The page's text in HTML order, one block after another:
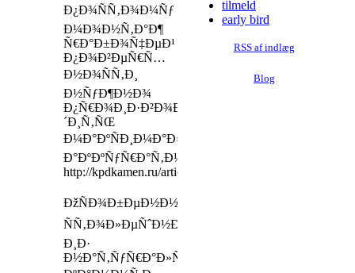
Ð¿Ð¾ÑÑ‚Ð¾Ð¼Ñƒ
Ð¼Ð¾Ð½Ñ‚Ð°Ð¶
Ñ€Ð°Ð±Ð¾Ñ‡ÐµÐ¹
Ð¿Ð¾Ð²ÐµÑ€Ñ…
Ð½Ð¾ÑÑ‚Ð¸
Ð½ÑƒÐ¶Ð½Ð¾
Ð¿Ñ€Ð¾Ð¸Ð·Ð²Ð¾Ð
´Ð¸Ñ‚ÑŒ
Ð¼Ð°ÐºÑÐ¸Ð¼Ð°Ð»ÑŒÐ½Ð¾
Ð°ÐºÐºÑƒÑ€Ð°Ñ‚Ð½Ð¾
http://kpdkamen.ru/articles/statya1/
ÐžÑÐ¾Ð±ÐµÐ½Ð½Ð¾ÑÑ‚Ð¸
ÑÑ‚Ð¾Ð»ÐµÑˆÐ½Ð¸Ñ†
Ð¸Ð·
Ð½Ð°Ñ‚ÑƒÑ€Ð°Ð»ÑŒÐ½Ð¾Ð³Ð¾
tilmeld
early bird
RSS af indlæg
Blog